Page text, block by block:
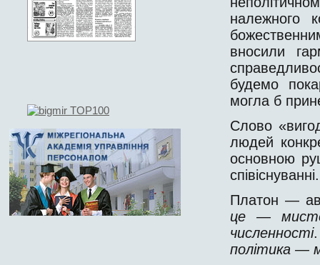
належного
вносили
будемо
могла б
Слово
людей
основною
співіснуванні.
Платон —
це —
численності
політика —